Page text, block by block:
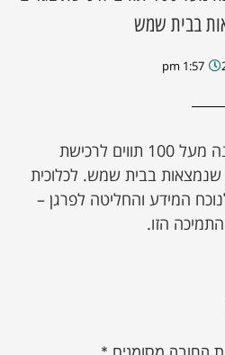
בבית שמש
1:57 pm
קרן טורונטו חילקה לאחרונה מעל 100 תווים לרכישת
בבית שמש. לכלוכית
המידע והחליטה לפרגן –
הזו.
החובה מסומנים *